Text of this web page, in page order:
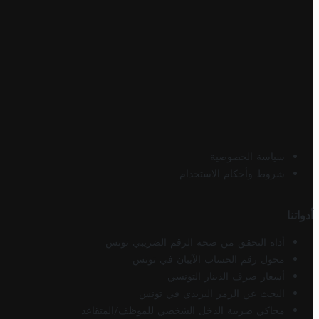
سياسة الخصوصية
شروط وأحكام الاستخدام
أدواتنا
أداة التحقق من صحة الرقم الضريبي تونس
محول رقم الحساب الآيبان في تونس
أسعار صرف الدينار التونسي
البحث عن الرمز البريدي في تونس
محاكي ضريبة الدخل الشخصي للموظف/المتقاعد